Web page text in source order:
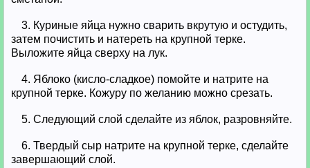
3. Куриные яйца нужно сварить вкрутую и остудить,
затем почистить и натереть на крупной терке.
Выложите яйца сверху на лук.
4. Яблоко (кисло-сладкое) помойте и натрите на
крупной терке. Кожуру по желанию можно срезать.
5. Следующий слой сделайте из яблок, разровняйте.
6. Твердый сыр натрите на крупной терке, сделайте
завершающий слой.